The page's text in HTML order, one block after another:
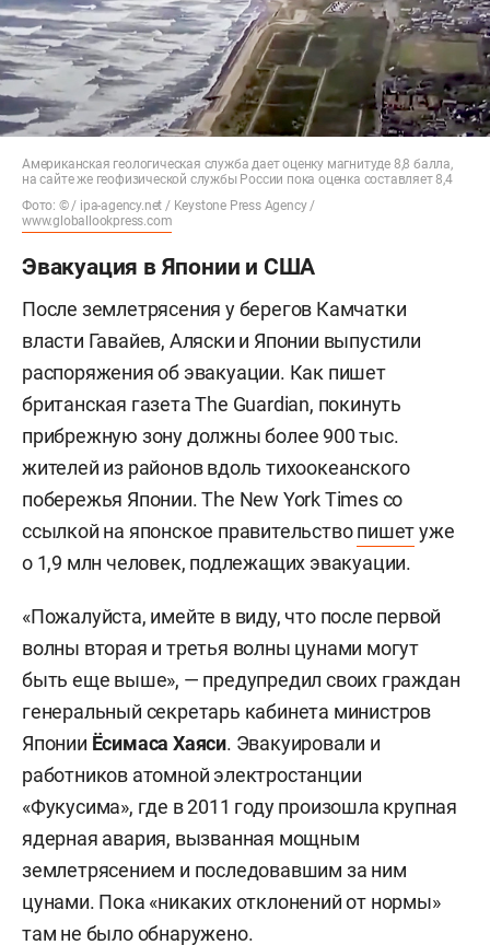
Американская геологическая служба дает оценку магнитуде 8,8 балла,
на сайте же геофизической службы России пока оценка составляет 8,4
Фото: © / ipa-agency.net / Keystone Press Agency /
www.globallookpress.com
Эвакуация в Японии и США
После землетрясения у берегов Камчатки
власти Гавайев, Аляски и Японии выпустили
распоряжения об эвакуации. Как пишет
британская газета The Guardian, покинуть
прибрежную зону должны более 900 тыс.
жителей из районов вдоль тихоокеанского
побережья Японии. The New York Times со
ссылкой на японское правительствопишетуже
о 1,9 млн человек, подлежащих эвакуации.
«Пожалуйста, имейте в виду, что после первой
волны вторая и третья волны цунами могут
быть еще выше», — предупредил своих граждан
генеральный секретарь кабинета министров
Японии Ёсимаса Хаяси. Эвакуировали и
работников атомной электростанции
«Фукусима», где в 2011 году произошла крупная
ядерная авария, вызванная мощным
землетрясением и последовавшим за ним
цунами. Пока «никаких отклонений от нормы»
там не было обнаружено.